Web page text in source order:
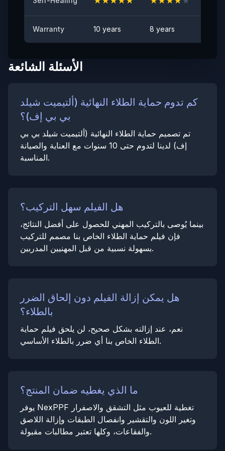
Warranty 10 years 8 years
الأسئلة الشائعة
كم تدوم حماية الطلاء النهائية (ألتيميت شيلد
بي بي إف)؟
تم تصميم حماية الطلاء النهائية (ألتيميت شيلد بي بي
إف) لدينا لتدوم حتى 10 سنوات مع العناية والصيانة
المناسبة.
هل الفيلم سهل التركيب؟
بينما يُوصى بالتركيب المهني للحصول على أفضل النتائج،
فإن فيلم حماية الطلاء الخاص بنا مصمم للتركيب
بسهولة نسبية من قبل المهنيين المدربين.
هل يمكن إزالة الفيلم دون إلحاق الضرر
بالطلاء؟
نعم، عند إزالته بشكل صحيح، لن يلحق فيلم حماية
الطلاء الخاص بنا أي ضرر بالطلاء الأساسي.
ما الذي يغطيه ضمان المنتج؟
يوفر NexPPF تغطية للعيوب مثل التشقق والاصفرار
وتغير اللون والتقشير وانفصال الطبقات وإزالة اللاصق
والفقاعات، وكلها تعتبر مطالبات مقبولة.